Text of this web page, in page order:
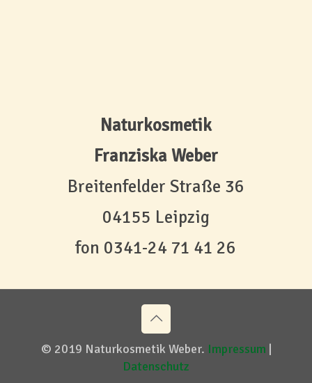
Naturkosmetik
Franziska Weber
Breitenfelder Straße 36
04155 Leipzig
fon 0341-24 71 41 26
© 2019 Naturkosmetik Weber. Impressum |
Datenschutz